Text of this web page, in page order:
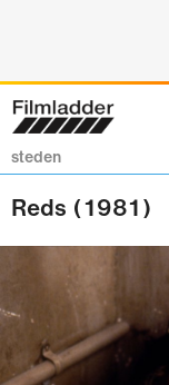
steden
Reds (1981)